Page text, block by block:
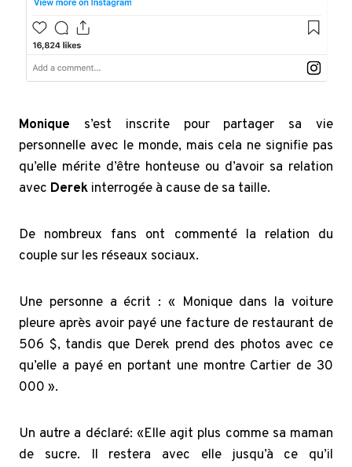
Monique s’est inscrite pour partager sa vie
personnelle avec le monde, mais cela ne signifie pas
qu’elle mérite d’être honteuse ou d’avoir sa relation
avec Derek interrogée à cause de sa taille.
De nombreux fans ont commenté la relation du
couple sur les réseaux sociaux.
Une personne a écrit : « Monique dans la voiture
pleure après avoir payé une facture de restaurant de
506 $, tandis que Derek prend des photos avec ce
qu’elle a payé en portant une montre Cartier de 30
000 ».
Un autre a déclaré: «Elle agit plus comme sa maman
de sucre. Il restera avec elle jusqu’à ce qu’il